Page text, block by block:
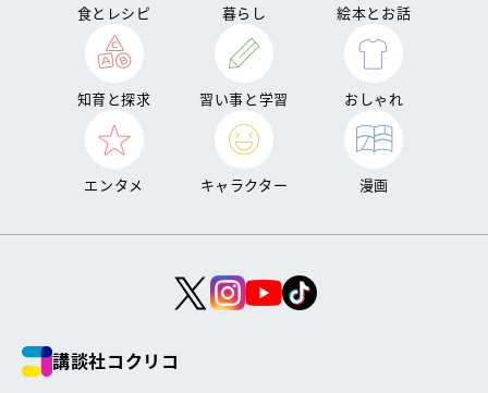
食とレシピ 暮らし 絵本とお話
知育と探求 習い事と学習 おしゃれ
エンタメ キャラクター 漫画
講談社コクリコ